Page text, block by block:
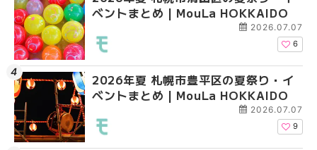
ベントまとめ | MouLa HOKKAIDO
2026.07.07
6
2026年夏 札幌市豊平区の夏祭り・イ
ベントまとめ | MouLa HOKKAIDO
2026.07.07
9
ベントまとめ |
2026年夏 札幌市手稲
ベントまとめ |
ベントまとめ |
2026年夏 札幌市西区
ントまとめ | MouLa